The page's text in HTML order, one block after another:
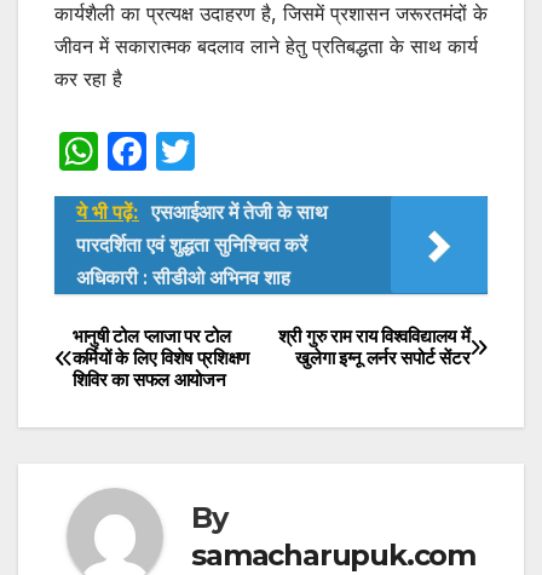
कार्यशैली का प्रत्यक्ष उदाहरण है, जिसमें प्रशासन जरूरतमंदों के
जीवन में सकारात्मक बदलाव लाने हेतु प्रतिबद्धता के साथ कार्य
कर रहा है
W
h
at
s
A
p
p
F
a
c
e
b
o
o
k
w
itt
er
ये भी पढ़ें: एसआईआर में तेजी के साथ
पारदर्शिता एवं शुद्धता सुनिश्चित करें
अधिकारी : सीडीओ अभिनव शाह
Post
navigation
श्री गुरु राम राय विश्वविद्यालय में
खुलेगा इग्नू लर्नर सपोर्ट सेंटर
​भानुषी टोल प्लाजा पर टोल
कर्मियों के लिए विशेष प्रशिक्षण
शिविर का सफल आयोजन
By
samacharupuk.com